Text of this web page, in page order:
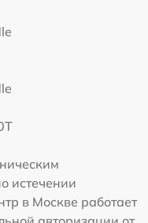
истечении
в Москве работает